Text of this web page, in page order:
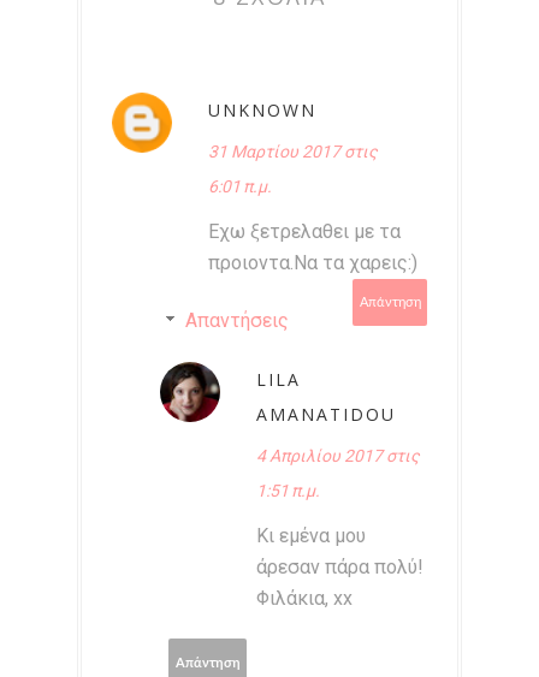
UNKNOWN
31 Μαρτίου 2017 στις
6:01 π.μ.
Εχω ξετρελαθει με τα
προιοντα.Να τα χαρεις:)
Απάντηση
Απαντήσεις
LILA
AMANATIDOU
4 Απριλίου 2017 στις
1:51 π.μ.
Κι εμένα μου
άρεσαν πάρα πολύ!
Φιλάκια, xx
Απάντηση